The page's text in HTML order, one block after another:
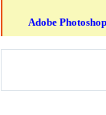
Adobe